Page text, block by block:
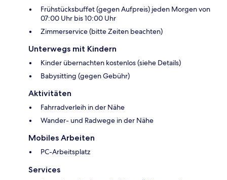
Frühstücksbuffet (gegen Aufpreis) jeden Morgen von
07:00 Uhr bis 10:00 Uhr
Zimmerservice (bitte Zeiten beachten)
Unterwegs mit Kindern
Kinder übernachten kostenlos (siehe Details)
Babysitting (gegen Gebühr)
Aktivitäten
Fahrradverleih in der Nähe
Wander- und Radwege in der Nähe
Mobiles Arbeiten
PC-Arbeitsplatz
Services